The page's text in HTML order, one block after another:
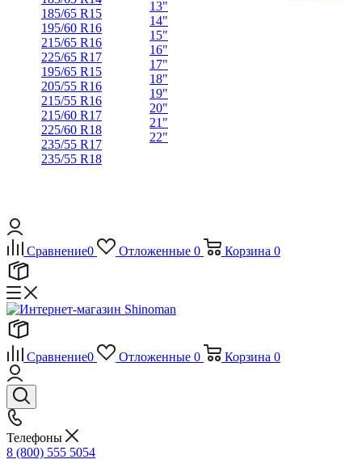
185/65 R15
195/60 R16
215/65 R16
225/65 R17
195/65 R15
205/55 R16
215/55 R16
215/60 R17
225/60 R18
235/55 R17
235/55 R18
13"
14"
15"
16"
17"
18"
19"
20"
21"
22"
Сравнение0 Отложенные 0 Корзина 0
Сравнение0 Отложенные 0 Корзина 0
Телефоны
8 (800) 555 5054